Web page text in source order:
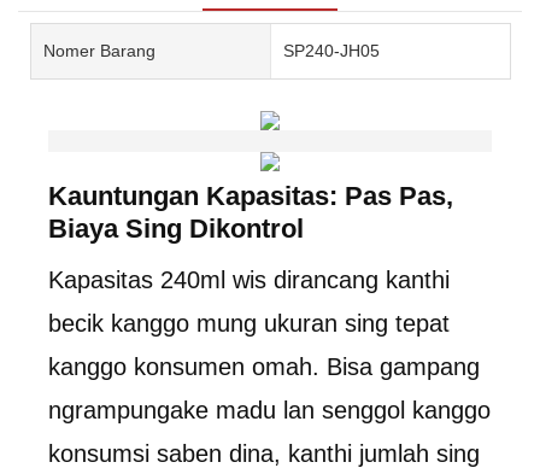
Nomer Barang SP240-JH05
Kauntungan Kapasitas: Pas Pas,
Biaya Sing Dikontrol
Kapasitas 240ml wis dirancang kanthi
becik kanggo mung ukuran sing tepat
kanggo konsumen omah. Bisa gampang
ngrampungake madu lan senggol kanggo
konsumsi saben dina, kanthi jumlah sing